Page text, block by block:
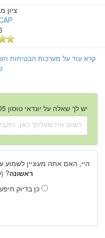
ציון
יש לך שאלה על יונדאי טוסון 2005 - 2010 יד שנייה?
היי, האם אתה מעוניין
ראשונה?
כן בדיוק